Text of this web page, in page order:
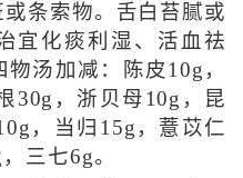
条索物。舌白苔腻或
宜化痰利湿、活血祛
汤加减：陈皮10g，
30g，浙贝母10g，昆
，当归15g，薏苡仁
三七6g。